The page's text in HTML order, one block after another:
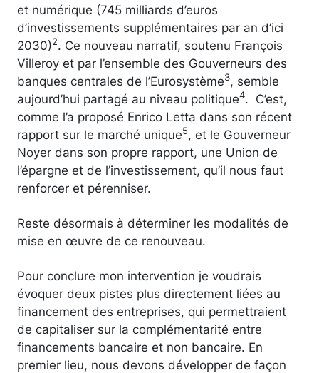
et numérique (745 milliards d’euros
d’investissements supplémentaires par an d’ici
2030)2. Ce nouveau narratif, soutenu François
Villeroy et par l’ensemble des Gouverneurs des
banques centrales de l’Eurosystème3, semble
aujourd’hui partagé au niveau politique4. C’est,
comme l’a proposé Enrico Letta dans son récent
rapport sur le marché unique5 , et le Gouverneur
Noyer dans son propre rapport, une Union de
l’épargne et de l’investissement, qu’il nous faut
renforcer et pérenniser.
Reste désormais à déterminer les modalités de
mise en œuvre de ce renouveau.
Pour conclure mon intervention je voudrais
évoquer deux pistes plus directement liées au
financement des entreprises, qui permettraient
de capitaliser sur la complémentarité entre
financements bancaire et non bancaire. En
premier lieu, nous devons développer de façon